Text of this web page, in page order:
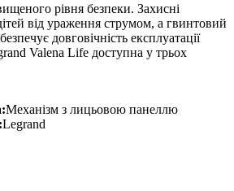
рівня безпеки. Захисні
від ураження струмом, а гвинтовий
довговічність експлуатації
Valena Life доступна у трьох
Механізм з лицьовою панеллю
Legrand